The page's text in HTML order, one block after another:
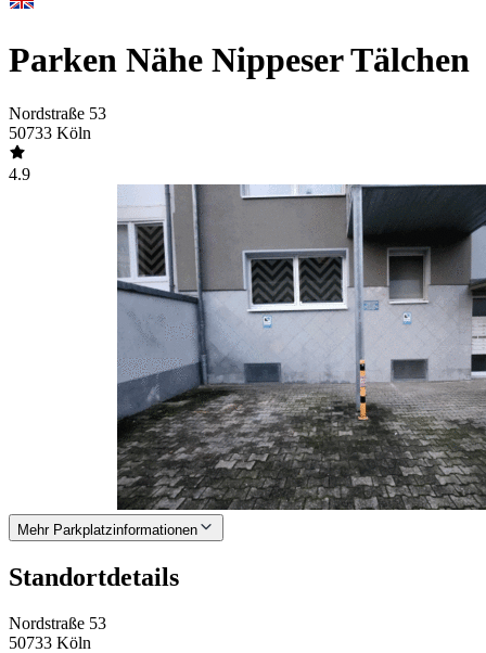
Parken Nähe Nippeser Tälchen
Nordstraße 53
50733 Köln
4.9
Mehr Parkplatzinformationen
Standortdetails
Nordstraße 53
50733 Köln